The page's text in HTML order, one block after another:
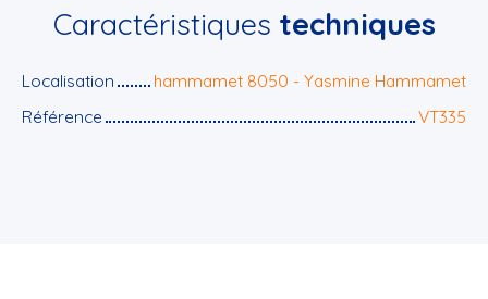
Caractéristiques techniques
Localisation
hammamet 8050 - Yasmine Hammamet
Référence
VT335